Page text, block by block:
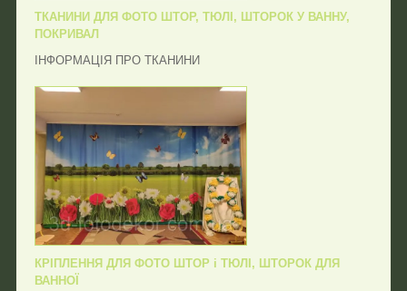
ТКАНИНИ ДЛЯ ФОТО ШТОР, ТЮЛІ, ШТОРОК У ВАННУ,
ПОКРИВАЛ
ІНФОРМАЦІЯ ПРО ТКАНИНИ
КРІПЛЕННЯ ДЛЯ ФОТО ШТОР і ТЮЛІ, ШТОРОК ДЛЯ
ВАННОЇ